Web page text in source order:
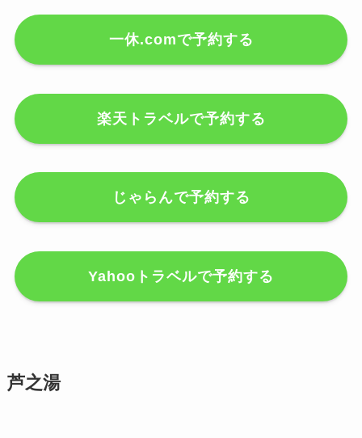
一休.comで予約する
楽天トラベルで予約する
じゃらんで予約する
Yahooトラベルで予約する
芦之湯